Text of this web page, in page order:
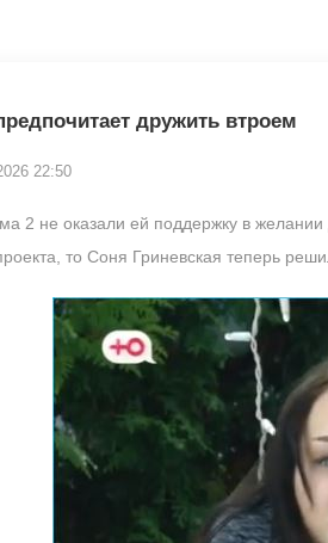
дружить втроем
22:50
2 не оказали ей поддержку в
то Соня Гриневская теперь